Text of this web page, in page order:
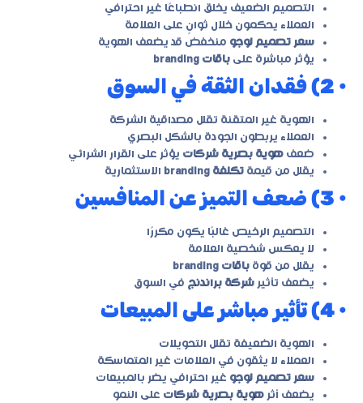
التصميم الضعيف يخلق انطباعًا غير احترافي
العملاء يحكمون خلال ثوانٍ على العلامة
سعر تصميم لوجو منخفض قد يضعف الهوية
يؤثر مباشرة على باقات branding
• 2) فقدان الثقة في السوق
الهوية غير المتقنة تقلل مصداقية الشركة
العملاء يربطون الجودة بالشكل البصري
ضعف هوية بصرية شركات يؤثر على القرار الشرائي
يقلل من قيمة تكلفة branding الاستثمارية
• 3) ضعف التميز عن المنافسين
التصميم الرخيص غالبًا يكون مكررًا
لا يعكس شخصية العلامة
يقلل من قوة باقات branding
يضعف تأثير شركة براندنج في السوق
• 4) تأثير مباشر على المبيعات
الهوية الضعيفة تقلل التحويلات
العملاء لا يثقون في العلامات غير المتماسكة
سعر تصميم لوجو غير احترافي يضر بالمبيعات
يضعف أثر هوية بصرية شركات على النمو